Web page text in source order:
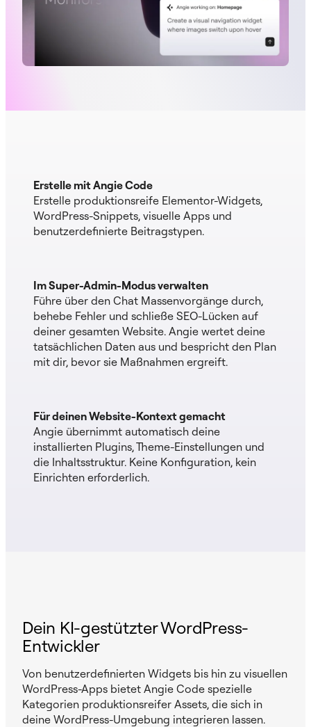
Erstelle mit Angie Code
Erstelle produktionsreife Elementor-Widgets,
WordPress-Snippets, visuelle Apps und
benutzerdefinierte Beitragstypen.
Im Super-Admin-Modus verwalten
Führe über den Chat Massenvorgänge durch,
behebe Fehler und schließe SEO-Lücken auf
deiner gesamten Website. Angie wertet deine
tatsächlichen Daten aus und bespricht den Plan
mit dir, bevor sie Maßnahmen ergreift.
Für deinen Website-Kontext gemacht
Angie übernimmt automatisch deine
installierten Plugins, Theme-Einstellungen und
die Inhaltsstruktur. Keine Konfiguration, kein
Einrichten erforderlich.
Dein KI-gestützter WordPress-
Entwickler
Von benutzerdefinierten Widgets bis hin zu visuellen
WordPress-Apps bietet Angie Code spezielle
Kategorien produktionsreifer Assets, die sich in
deine WordPress-Umgebung integrieren lassen.